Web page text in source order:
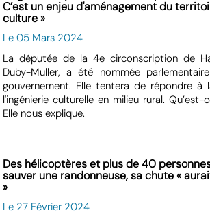
C’est un enjeu d'aménagement du
culture »
Le 05 Mars 2024
La députée de la 4e circonscription de
Duby-Muller, a été nommée
gouvernement. Elle tentera de répondre à
l'ingénierie culturelle en milieu rural.
Elle nous explique.
Des hélicoptères et plus de 40
sauver une randonneuse, sa chute «
»
Le 27 Février 2024